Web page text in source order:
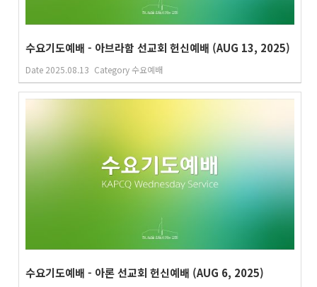
수요기도예배 - 아브라함 선교회 헌신예배 (AUG 13, 2025)
Date 2025.08.13 Category수요예배
수요기도예배 - 아론 선교회 헌신예배 (AUG 6, 2025)